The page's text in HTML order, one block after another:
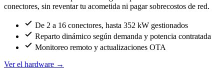
conectores, sin reventar tu acometida ni pagar sobrecostos de red.
De 2 a 16 conectores, hasta 352 kW gestionados
Reparto dinámico según demanda y potencia contratada
Monitoreo remoto y actualizaciones OTA
Ver el hardware →